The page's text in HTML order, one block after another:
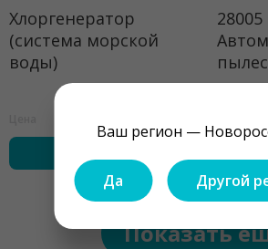
Ваш регион —
Да Другой
Хлоргенератор
(система морской
воды)
28005
Показать